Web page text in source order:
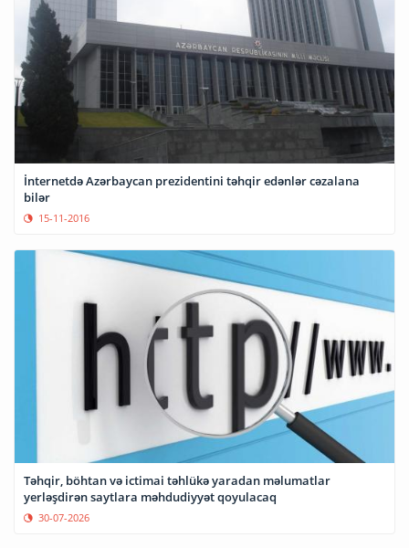
İnternetdə Azərbaycan prezidentini təhqir edənlər cəzalana
bilər
15-11-2016
Təhqir, böhtan və ictimai təhlükə yaradan məlumatlar
yerləşdirən saytlara məhdudiyyət qoyulacaq
30-07-2026